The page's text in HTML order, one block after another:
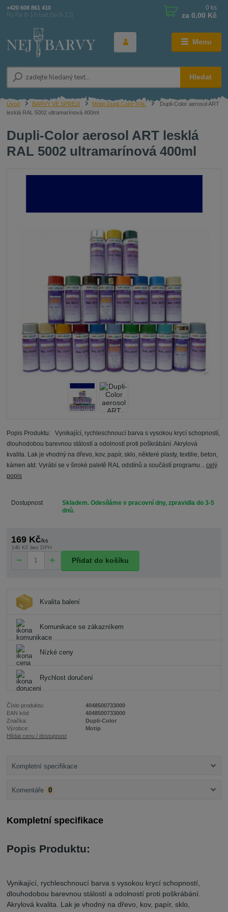
Menu
Hledat
+420 608 861 410
Po-Pá 8-16 hod (So 8-12)
0 ks
za 0,00 Kč
Úvod BARVY VE SPREJI Motip Dupli Color RAL
Dupli-Color aerosol ART
lesklá RAL 5002 ultramarínová 400ml
Dupli-Color aerosol ART lesklá
RAL 5002 ultramarínová 400ml
Popis Produktu: Vynikající, rychleschnoucí barva s vysokou krycí schopností,
dlouhodobou barevnou stálostí a odolností proti poškrábání. Akrylová
kvalita. Lak je vhodný na dřevo, kov, papír, sklo, některé plasty, textilie, beton,
kámen atd. Vyrábí se v široké paletě RAL odstínů a součástí programu...celý
popis
Dostupnost
Skladem. Odesíláme v pracovní dny, zpravidla do 3-5
dnů.
169 Kč/ks
140 Kč bez DPH
Přidat do košíku
Kvalita balení
Komunikace se zákazníkem
Nízké ceny
Rychlost doručení
Číslo produktu:
4048500733000
EAN kód:
4048500733000
Značka:
Dupli-Color
Výrobce:
Motip
Hlídat cenu / dostupnost
Kompletní specifikace
Komentáře 0
Kompletní specifikace
Popis Produktu:
Vynikající, rychleschnoucí barva s vysokou krycí schopností,
dlouhodobou barevnou stálostí a odolností proti poškrábání.
Akrylová kvalita. Lak je vhodný na dřevo, kov, papír, sklo,